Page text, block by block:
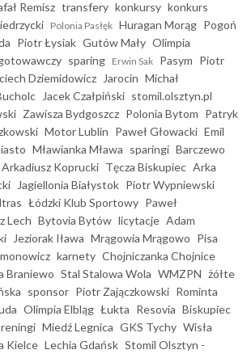
Remisz transfery konkursy konkurs
Polonia Pasłęk Huragan Morąg Pogoń
Piotr Łysiak Gutów Mały Olimpia
sparing Erwin Sak Pasym Piotr
Dziemidowicz Jarocin Michał
Jacek Czałpiński stomil.olsztyn.pl
Zawisza Bydgoszcz Polonia Bytom Patryk
Motor Lublin Paweł Głowacki Emil
Mławianka Mława sparingi Barczewo
Arkadiusz Koprucki Tęcza Biskupiec Arka
Jagiellonia Białystok Piotr Wypniewski
Łódzki Klub Sportowy Paweł
Lech Bytovia Bytów licytacje Adam
Jeziorak Iława Mrągowia Mrągowo Pisa
karnety Chojniczanka Chojnice
Braniewo Stal Stalowa Wola WMZPN żółte
sponsor Piotr Zajączkowski Rominta
Olimpia Elbląg Łukta Resovia Biskupiec
Miedź Legnica GKS Tychy Wisła
Kielce Lechia Gdańsk Stomil Olsztyn -